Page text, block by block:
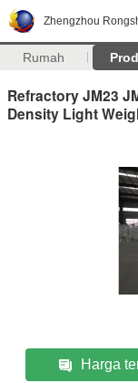
Zhengzhou
Rumah
Refractory JM23
Density Light
Harga